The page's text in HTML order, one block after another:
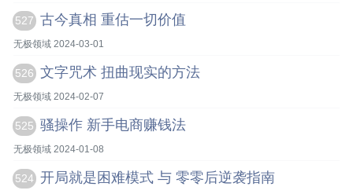
527 古今真相 重估一切价值
无极领域 2024-03-01
526 文字咒术 扭曲现实的方法
无极领域 2024-02-07
525 骚操作 新手电商赚钱法
无极领域 2024-01-08
524 开局就是困难模式 与 零零后逆袭指南